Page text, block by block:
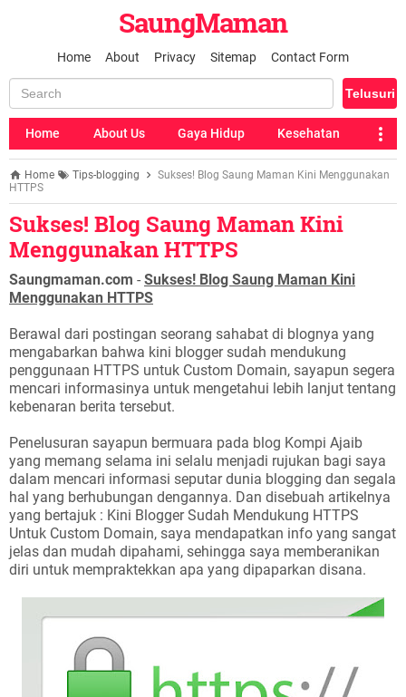
SaungMaman
Home About Privacy Sitemap Contact Form
Home About Us Gaya Hidup Kesehatan
Home Tips-blogging
Sukses! Blog Saung Maman Kini Menggunakan
HTTPS
Sukses! Blog Saung Maman Kini
Menggunakan HTTPS
Saungmaman.com - Sukses! Blog Saung Maman Kini
Menggunakan HTTPS
Berawal dari postingan seorang sahabat di blognya yang
mengabarkan bahwa kini blogger sudah mendukung
penggunaan HTTPS untuk Custom Domain, sayapun segera
mencari informasinya untuk mengetahui lebih lanjut tentang
kebenaran berita tersebut.
Penelusuran sayapun bermuara pada blog Kompi Ajaib
yang memang selama ini selalu menjadi rujukan bagi saya
dalam mencari informasi seputar dunia blogging dan segala
hal yang berhubungan dengannya. Dan disebuah artikelnya
yang bertajuk : Kini Blogger Sudah Mendukung HTTPS
Untuk Custom Domain, saya mendapatkan info yang sangat
jelas dan mudah dipahami, sehingga saya memberanikan
diri untuk mempraktekkan apa yang dipaparkan disana.